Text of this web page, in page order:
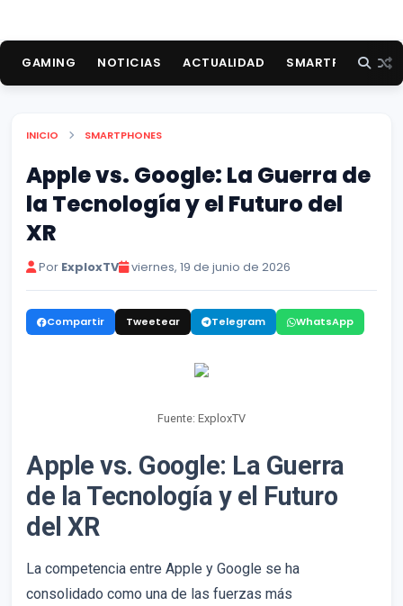
GAMING NOTICIAS ACTUALIDAD SMARTPHONES
INICIO SMARTPHONES
Apple vs. Google: La Guerra de
la Tecnología y el Futuro del
XR
Por ExploxTV viernes, 19 de junio de 2026
Compartir Tweetear Telegram WhatsApp
Fuente: ExploxTV
Apple vs. Google: La Guerra
de la Tecnología y el Futuro
del XR
La competencia entre Apple y Google se ha
consolidado como una de las fuerzas más